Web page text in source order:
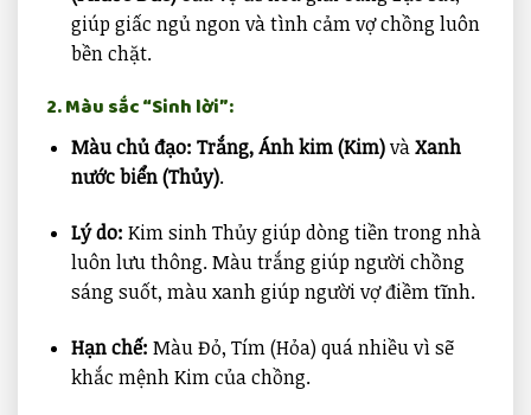
giúp giấc ngủ ngon và tình cảm vợ chồng luôn
bền chặt.
2. Màu sắc “Sinh lời”:
Màu chủ đạo: Trắng, Ánh kim (Kim)vàXanh
nước biển (Thủy).
Lý do: Kim sinh Thủy giúp dòng tiền trong nhà
luôn lưu thông. Màu trắng giúp người chồng
sáng suốt, màu xanh giúp người vợ điềm tĩnh.
Hạn chế: Màu Đỏ, Tím (Hỏa) quá nhiều vì sẽ
khắc mệnh Kim của chồng.